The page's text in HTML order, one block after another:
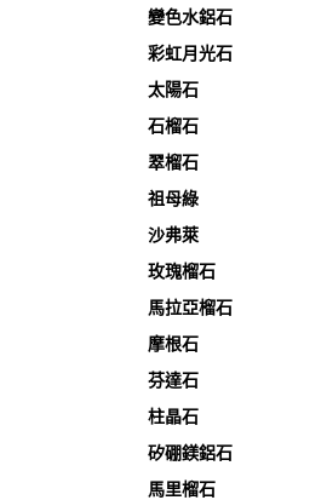
變色水鋁石
彩虹月光石
太陽石
石榴石
翠榴石
祖母綠
沙弗萊
玫瑰榴石
馬拉亞榴石
摩根石
芬達石
柱晶石
矽硼鎂鋁石
馬里榴石